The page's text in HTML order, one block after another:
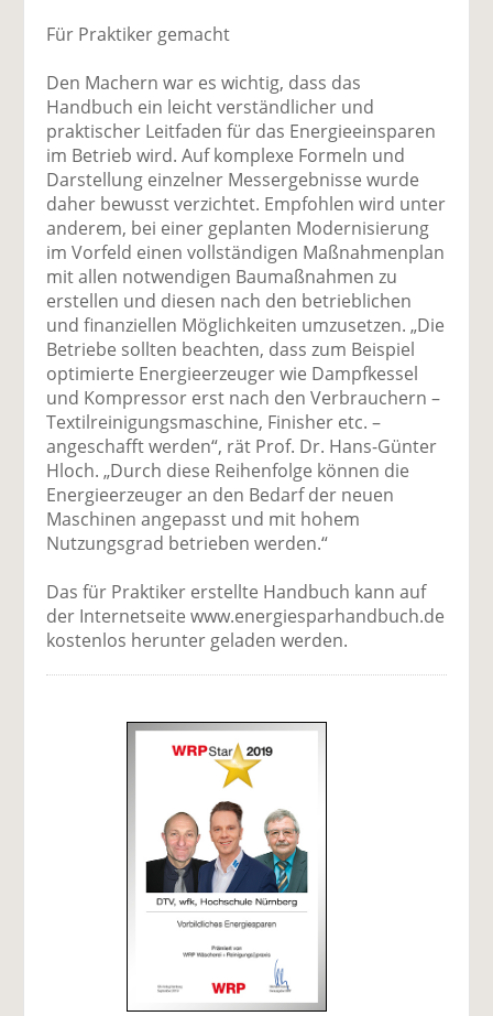
Für Praktiker gemacht
Den Machern war es wichtig, dass das
Handbuch ein leicht verständlicher und
praktischer Leitfaden für das Energieeinsparen
im Betrieb wird. Auf komplexe Formeln und
Darstellung einzelner Messergebnisse wurde
daher bewusst verzichtet. Empfohlen wird unter
anderem, bei einer geplanten Modernisierung
im Vorfeld einen vollständigen Maßnahmenplan
mit allen notwendigen Baumaßnahmen zu
erstellen und diesen nach den betrieblichen
und finanziellen Möglichkeiten umzusetzen. „Die
Betriebe sollten beachten, dass zum Beispiel
optimierte Energieerzeuger wie Dampfkessel
und Kompressor erst nach den Verbrauchern –
Textilreinigungsmaschine, Finisher etc. –
angeschafft werden“, rät Prof. Dr. Hans-Günter
Hloch. „Durch diese Reihenfolge können die
Energieerzeuger an den Bedarf der neuen
Maschinen angepasst und mit hohem
Nutzungsgrad betrieben werden.“
Das für Praktiker erstellte Handbuch kann auf
der Internetseite www.energiesparhandbuch.de
kostenlos herunter geladen werden.